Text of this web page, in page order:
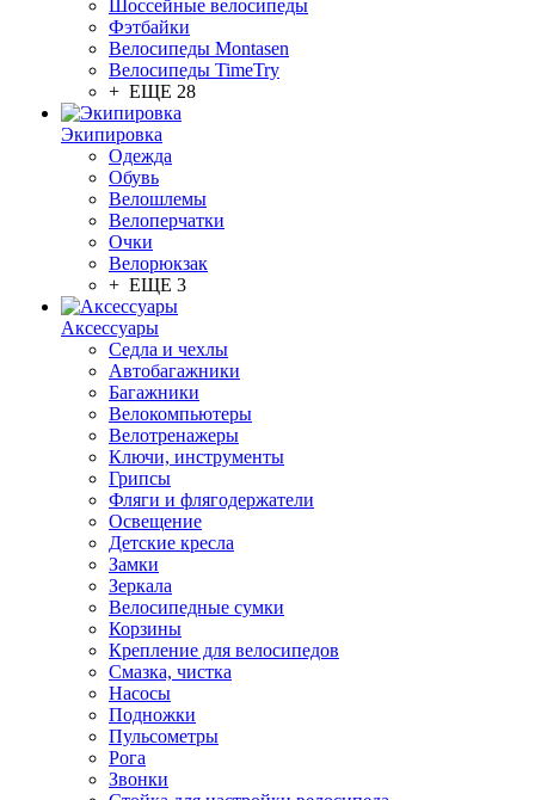
Шоссейные велосипеды
Фэтбайки
Велосипеды Montasen
Велосипеды TimeTry
+ ЕЩЕ 28
Экипировка
Одежда
Обувь
Велошлемы
Велоперчатки
Очки
Велорюкзак
+ ЕЩЕ 3
Аксессуары
Седла и чехлы
Автобагажники
Багажники
Велокомпьютеры
Велотренажеры
Ключи, инструменты
Грипсы
Фляги и флягодержатели
Освещение
Детские кресла
Замки
Зеркала
Велосипедные сумки
Корзины
Крепление для велосипедов
Смазка, чистка
Насосы
Подножки
Пульсометры
Рога
Звонки